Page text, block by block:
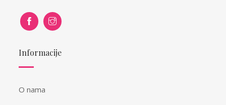
Informacije
O nama